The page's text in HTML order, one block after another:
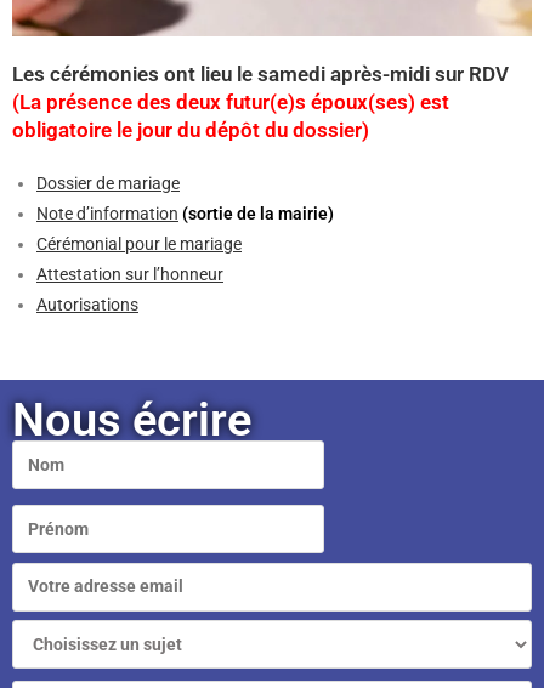
Les cérémonies ont lieu le samedi après-midi sur RDV
(La présence des deux futur(e)s époux(ses) est
obligatoire le jour du dépôt du dossier)
Dossier de mariage
Note d’information (sortie de la mairie)
Cérémonial pour le mariage
Attestation sur l’honneur
Autorisations
Nous écrire